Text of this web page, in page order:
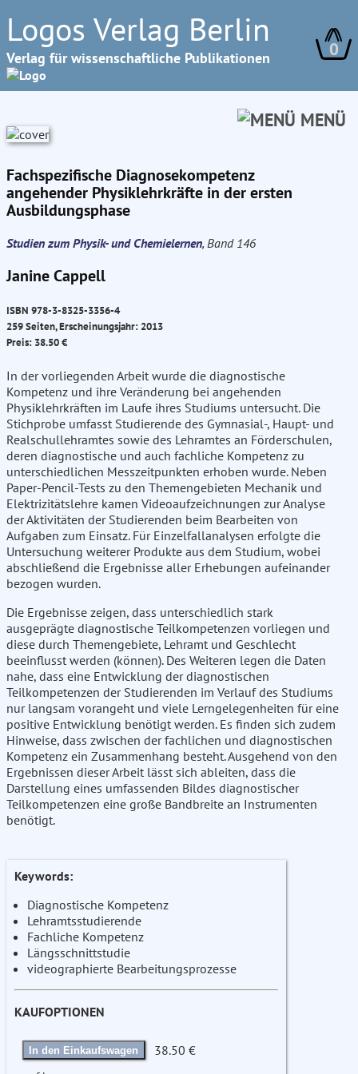
Logos Verlag Berlin
Verlag für wissenschaftliche Publikationen 0
MENÜ
Fachspezifische Diagnosekompetenz
angehender Physiklehrkräfte in der ersten
Ausbildungsphase
Studien zum Physik- und Chemielernen, Band 146
Janine Cappell
ISBN 978-3-8325-3356-4
259 Seiten, Erscheinungsjahr: 2013
Preis: 38.50 €
In der vorliegenden Arbeit wurde die diagnostische
Kompetenz und ihre Veränderung bei angehenden
Physiklehrkräften im Laufe ihres Studiums untersucht. Die
Stichprobe umfasst Studierende des Gymnasial-, Haupt- und
Realschullehramtes sowie des Lehramtes an Förderschulen,
deren diagnostische und auch fachliche Kompetenz zu
unterschiedlichen Messzeitpunkten erhoben wurde. Neben
Paper-Pencil-Tests zu den Themengebieten Mechanik und
Elektrizitätslehre kamen Videoaufzeichnungen zur Analyse
der Aktivitäten der Studierenden beim Bearbeiten von
Aufgaben zum Einsatz. Für Einzelfallanalysen erfolgte die
Untersuchung weiterer Produkte aus dem Studium, wobei
abschließend die Ergebnisse aller Erhebungen aufeinander
bezogen wurden.
Die Ergebnisse zeigen, dass unterschiedlich stark
ausgeprägte diagnostische Teilkompetenzen vorliegen und
diese durch Themengebiete, Lehramt und Geschlecht
beeinflusst werden (können). Des Weiteren legen die Daten
nahe, dass eine Entwicklung der diagnostischen
Teilkompetenzen der Studierenden im Verlauf des Studiums
nur langsam vorangeht und viele Lerngelegenheiten für eine
positive Entwicklung benötigt werden. Es finden sich zudem
Hinweise, dass zwischen der fachlichen und diagnostischen
Kompetenz ein Zusammenhang besteht. Ausgehend von den
Ergebnissen dieser Arbeit lässt sich ableiten, dass die
Darstellung eines umfassenden Bildes diagnostischer
Teilkompetenzen eine große Bandbreite an Instrumenten
benötigt.
Keywords:
Diagnostische Kompetenz
Lehramtsstudierende
Fachliche Kompetenz
Längsschnittstudie
videographierte Bearbeitungsprozesse
KAUFOPTIONEN
In den Einkaufswagen 38.50 €